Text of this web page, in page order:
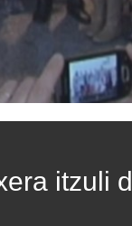
itzuli